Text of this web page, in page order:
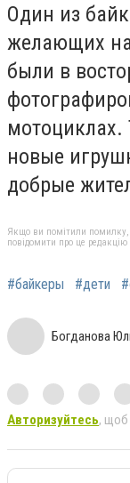
Один из
желающих
были в
мотоциклах.
новые
добрые
Якщо ви помітили помилку,
повідомити про це редакцію
#байкеры #дети
Богданова
Авторизуйтесь, щоб